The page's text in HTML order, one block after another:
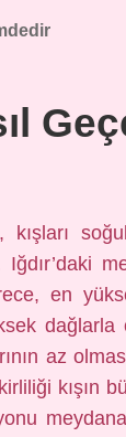
kışları
en
az
kışın